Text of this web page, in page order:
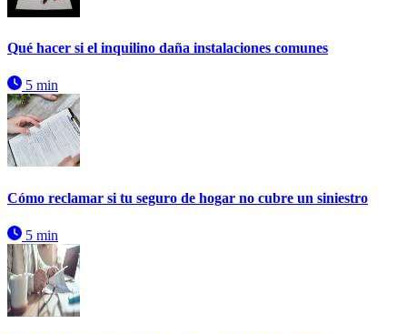
Qué hacer si el inquilino daña instalaciones comunes
5 min
Cómo reclamar si tu seguro de hogar no cubre un siniestro
5 min